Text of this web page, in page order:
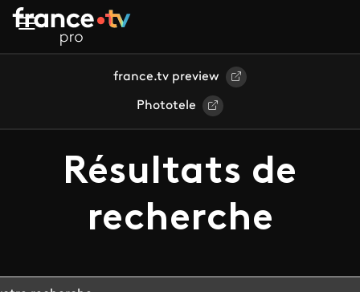
Aller au contenu principal
france.tv preview
Phototele
Résultats de
recherche